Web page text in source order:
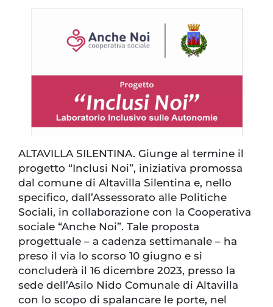
ALTAVILLA SILENTINA. Giunge al termine il
progetto “Inclusi Noi”, iniziativa promossa
dal comune di Altavilla Silentina e, nello
specifico, dall’Assessorato alle Politiche
Sociali, in collaborazione con la Cooperativa
sociale “Anche Noi”. Tale proposta
progettuale – a cadenza settimanale – ha
preso il via lo scorso 10 giugno e si
concluderà il 16 dicembre 2023, presso la
sede dell’Asilo Nido Comunale di Altavilla
con lo scopo di spalancare le porte, nel